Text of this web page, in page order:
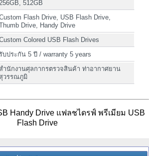
512GB
Flash Drive, USB Flash Drive,
Drive, Handy Drive
Colored USB Flash Drives
บประกัน 5 ปี / warranty 5 years
สำนักงานศุลกากรตรวจสินค้า ท่าอากาศยาน
สุวรรณภูมิ
Handy Drive แฟลชไดรฟ์ พรีเมียม USB
Flash Drive